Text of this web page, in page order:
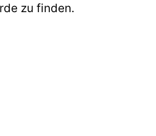
zu finden.